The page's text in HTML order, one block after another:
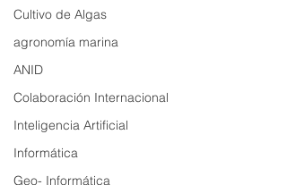
Cultivo de Algas
agronomía marina
ANID
Colaboración Internacional
Inteligencia Artificial
Informática
Geo- Informática